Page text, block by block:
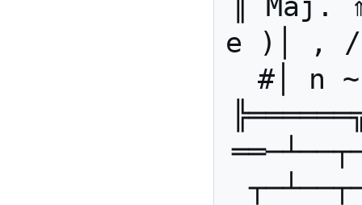
e )│ , /
#│ n